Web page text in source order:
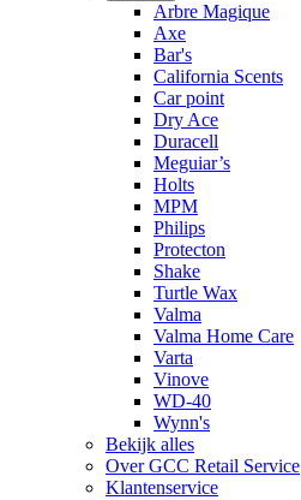
Arbre Magique
Axe
Bar's
California Scents
Car point
Dry Ace
Duracell
Meguiar’s
Holts
MPM
Philips
Protecton
Shake
Turtle Wax
Valma
Valma Home Care
Varta
Vinove
WD-40
Wynn's
Bekijk alles
Over GCC Retail Service
Klantenservice